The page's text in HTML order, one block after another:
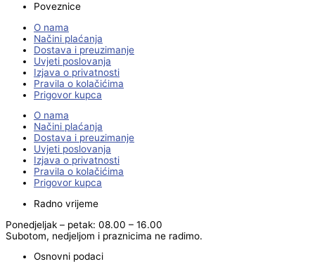
Poveznice
O nama
Načini plaćanja
Dostava i preuzimanje
Uvjeti poslovanja
Izjava o privatnosti
Pravila o kolačićima
Prigovor kupca
O nama
Načini plaćanja
Dostava i preuzimanje
Uvjeti poslovanja
Izjava o privatnosti
Pravila o kolačićima
Prigovor kupca
Radno vrijeme
Ponedjeljak – petak: 08.00 – 16.00
Subotom, nedjeljom i praznicima ne radimo.
Osnovni podaci